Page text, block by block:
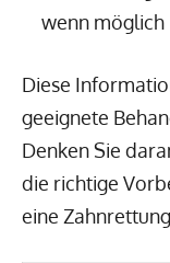
wenn möglich
Diese
geeignete
Denken Sie
die richtige
eine